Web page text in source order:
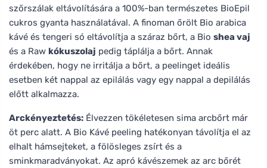
szőrszálak eltávolítására a 100%-ban természetes BioEpil
cukros gyanta használatával. A finoman őrölt Bio arabica
kávé és tengeri só eltávolítja a száraz bőrt, a Bio shea vaj
és a Raw kókuszolaj pedig táplálja a bőrt. Annak
érdekében, hogy ne irritálja a bőrt, a peelinget ideális
esetben két nappal az epilálás vagy egy nappal a depilálás
előtt alkalmazza.
Arckényeztetés: Élvezzen tökéletesen sima arcbőrt már
öt perc alatt. A Bio Kávé peeling hatékonyan távolítja el az
elhalt hámsejteket, a fölösleges zsírt és a
sminkmaradványokat. Az apró kávészemek az arc bőrét